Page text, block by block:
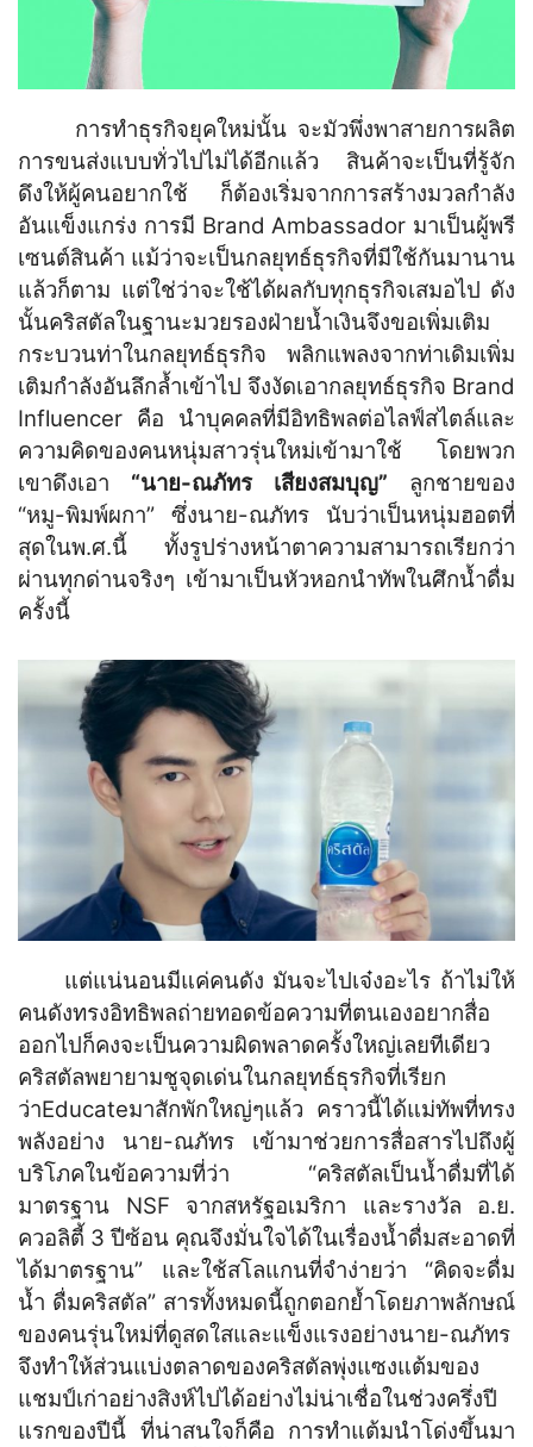
การทำธุรกิจยุคใหม่นั้น จะมัวพึ่งพาสายการผลิต
การขนส่งแบบทั่วไปไม่ได้อีกแล้ว สินค้าจะเป็นที่รู้จัก
ดึงให้ผู้คนอยากใช้ ก็ต้องเริ่มจากการสร้างมวลกำลัง
อันแข็งแกร่ง การมี Brand Ambassador มาเป็นผู้พรี
เซนต์สินค้า แม้ว่าจะเป็นกลยุทธ์ธุรกิจที่มีใช้กันมานาน
แล้วก็ตาม แต่ใช่ว่าจะใช้ได้ผลกับทุกธุรกิจเสมอไป ดัง
นั้นคริสตัลในฐานะมวยรองฝ่ายน้ำเงินจึงขอเพิ่มเติม
กระบวนท่าในกลยุทธ์ธุรกิจ พลิกแพลงจากท่าเดิมเพิ่ม
เติมกำลังอันลึกล้ำเข้าไป จึงงัดเอากลยุทธ์ธุรกิจ Brand
Influencer คือ นำบุคคลที่มีอิทธิพลต่อไลฟ์สไตล์และ
ความคิดของคนหนุ่มสาวรุ่นใหม่เข้ามาใช้ โดยพวก
เขาดึงเอา “นาย-ณภัทร เสียงสมบุญ” ลูกชายของ
“หมู-พิมพ์ผกา” ซึ่งนาย-ณภัทร นับว่าเป็นหนุ่มฮอตที่
สุดในพ.ศ.นี้ ทั้งรูปร่างหน้าตาความสามารถเรียกว่า
ผ่านทุกด่านจริงๆ เข้ามาเป็นหัวหอกนำทัพในศึกน้ำดื่ม
ครั้งนี้
แต่แน่นอนมีแค่คนดัง มันจะไปเจ๋งอะไร ถ้าไม่ให้
คนดังทรงอิทธิพลถ่ายทอดข้อความที่ตนเองอยากสื่อ
ออกไปก็คงจะเป็นความผิดพลาดครั้งใหญ่เลยทีเดียว
คริสตัลพยายามชูจุดเด่นในกลยุทธ์ธุรกิจที่เรียก
ว่าEducateมาสักพักใหญ่ๆแล้ว คราวนี้ได้แม่ทัพที่ทรง
พลังอย่าง นาย-ณภัทร เข้ามาช่วยการสื่อสารไปถึงผู้
บริโภคในข้อความที่ว่า “คริสตัลเป็นน้ำดื่มที่ได้
มาตรฐาน NSF จากสหรัฐอเมริกา และรางวัล อ.ย.
ควอลิตี้ 3 ปีซ้อน คุณจึงมั่นใจได้ในเรื่องน้ำดื่มสะอาดที่
ได้มาตรฐาน” และใช้สโลแกนที่จำง่ายว่า “คิดจะดื่ม
น้ำ ดื่มคริสตัล” สารทั้งหมดนี้ถูกตอกย้ำโดยภาพลักษณ์
ของคนรุ่นใหม่ที่ดูสดใสและแข็งแรงอย่างนาย-ณภัทร
จึงทำให้ส่วนแบ่งตลาดของคริสตัลพุ่งแซงแต้มของ
แชมป์เก่าอย่างสิงห์ไปได้อย่างไม่น่าเชื่อในช่วงครึ่งปี
แรกของปีนี้ ที่น่าสนใจก็คือ การทำแต้มนำโด่งขึ้นมา